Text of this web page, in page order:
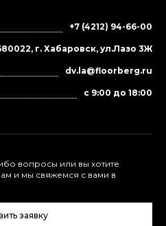
+7 (4212) 94-66-00
г. Хабаровск, ул.Лазо 3Ж
dv.la@floorberg.ru
с 9:00 до 18:00
вопросы или вы хотите
и мы свяжемся с вами в
заявку